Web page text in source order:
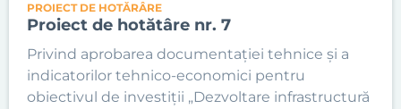
PROIECT DE HOTĂRÂRE
Proiect de hotătâre nr. 7
Privind aprobarea documentației tehnice și a
indicatorilor tehnico-economici pentru
obiectivul de investiții „Dezvoltare infrastructură